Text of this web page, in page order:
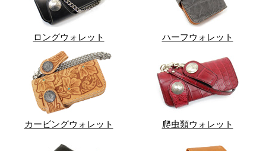
ロングウォレット ハーフウォレット
カービングウォレット 爬虫類ウォレット